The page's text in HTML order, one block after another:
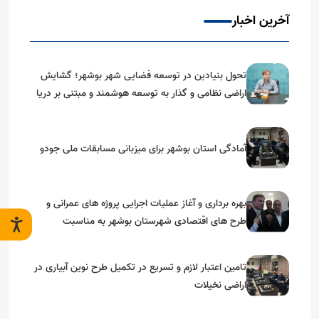
آخرین اخبار
تحول بنیادین در توسعه فضایی شهر بوشهر؛ گشایش
اراضی نظامی و گذار به توسعه هوشمند و مبتنی بر دریا
آمادگی استان بوشهر برای میزبانی مسابقات ملی جودو
بهره برداری و آغاز عملیات اجرایی پروژه های عمرانی و
طرح های اقتصادی شهرستان بوشهر به مناسبت
تامین اعتبار لازم و تسریع در تکمیل طرح نوین آبیاری در
اراضی نخیلات